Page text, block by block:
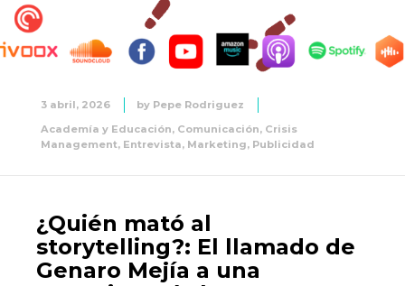
3 abril, 2026 by Pepe Rodriguez
Academía y Educación, Comunicación, Crisis
Management, Entrevista, Marketing, Publicidad
¿Quién mató al
storytelling?: El llamado de
Genaro Mejía a una